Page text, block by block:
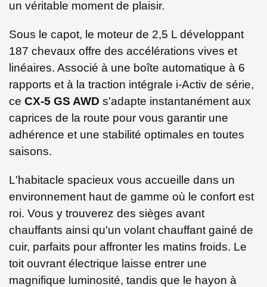
un véritable moment de plaisir.
Sous le capot, le moteur de 2,5 L développant
187 chevaux offre des accélérations vives et
linéaires. Associé à une boîte automatique à 6
rapports et à la traction intégrale i-Activ de série,
ce CX-5 GS AWD s'adapte instantanément aux
caprices de la route pour vous garantir une
adhérence et une stabilité optimales en toutes
saisons.
L'habitacle spacieux vous accueille dans un
environnement haut de gamme où le confort est
roi. Vous y trouverez des sièges avant
chauffants ainsi qu'un volant chauffant gainé de
cuir, parfaits pour affronter les matins froids. Le
toit ouvrant électrique laisse entrer une
magnifique luminosité, tandis que le hayon à